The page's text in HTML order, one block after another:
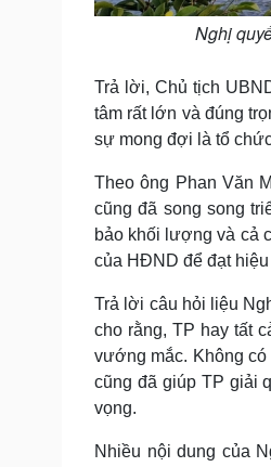
Nghị
Trả lời, Chủ tịch
tâm rất lớn và đúng
sự mong đợi là tổ
Theo ông Phan Văn
cũng đã song song
bảo khối lượng và cả
của HĐND để đạt hiệu
Trả lời câu hỏi liệu
cho rằng, TP hay tất
vướng mắc. Không
cũng đã giúp TP giải
vọng.
Nhiều nội dung của